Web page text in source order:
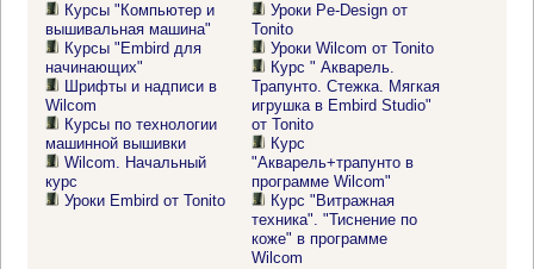
Курсы "Компьютер и
вышивальная машина"
Курсы "Embird для
начинающих"
Шрифты и надписи в
Wilcom
Курсы по технологии
машинной вышивки
Wilcom. Начальный
курс
Уроки Embird от Tonito
Уроки Pe-Design от
Tonito
Уроки Wilcom от Tonito
Курс " Акварель.
Трапунто. Стежка. Мягкая
игрушка в Embird Studio"
от Tonito
Курс
"Акварель+трапунто в
программе Wilcom"
Курс "Витражная
техника". "Тиснение по
коже" в программе
Wilcom